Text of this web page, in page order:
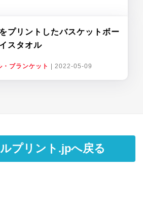
プリントしたバスケットボー
スタオル
ブランケット 2022-05-09
プリント.jpへ戻る